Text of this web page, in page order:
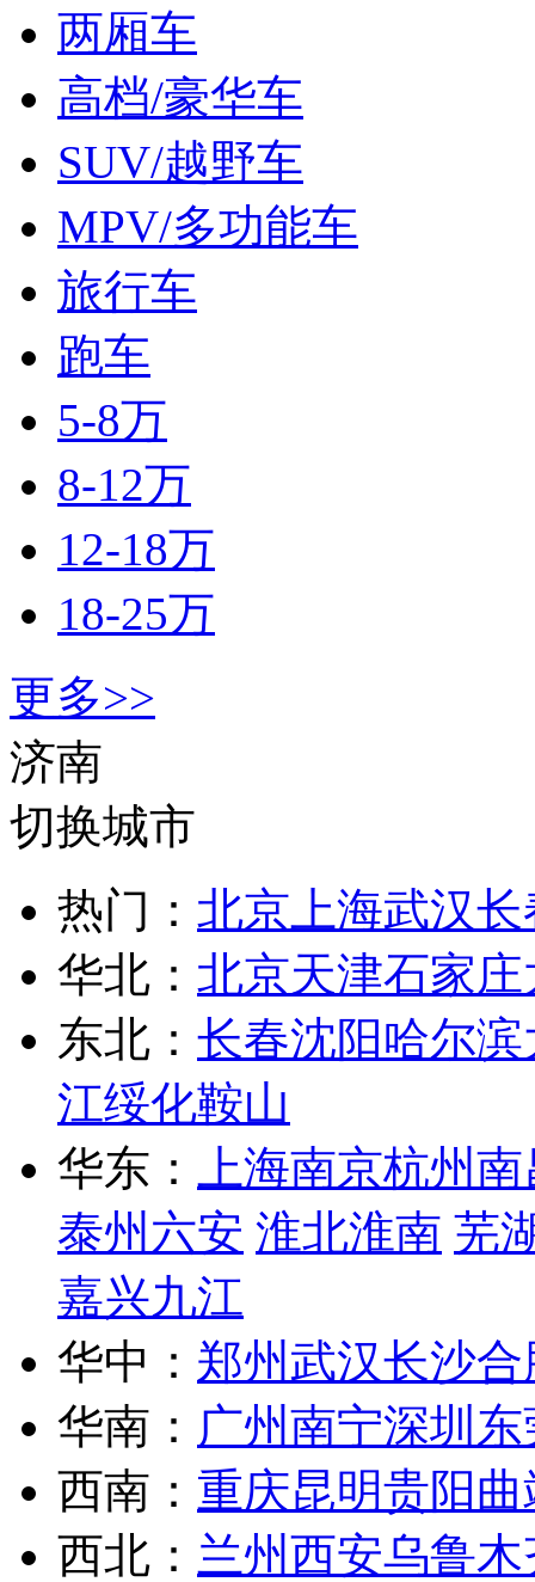
两厢车
高档/豪华车
SUV/越野车
MPV/多功能车
旅行车
跑车
5-8万
8-12万
12-18万
18-25万
更多>>
济南
切换城市
热门： 北京 上海武汉长
华北： 北京天津石家庄
东北： 长春沈阳哈尔滨
江绥化鞍山
华东：
上海南京杭州南
泰州 六安 淮北淮南 芜
嘉兴九江
华中： 郑州 武汉长沙合
华南： 广州南宁深圳 东
西南： 重庆昆明贵阳曲
西北： 兰州西安乌鲁木